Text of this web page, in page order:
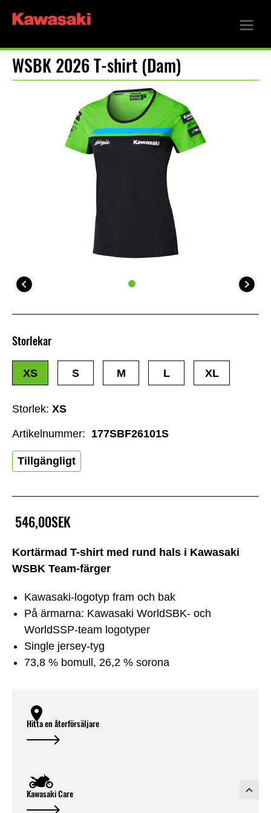
WSBK 2026 T-shirt (Dam)
Kortärmad T-shirt med rund hals i Kawasaki
WSBK Team-färger
Kawasaki-logotyp fram och bak
På ärmarna: Kawasaki WorldSBK- och
WorldSSP-team logotyper
Single jersey-tyg
73,8 % bomull, 26,2 % sorona
546,00SEK
Storlek: XS
Tillgängligt
Storlekar
XS S M L XL
Artikelnummer: 177SBF26101S
Hitta en återförsäljare
Kawasaki Care